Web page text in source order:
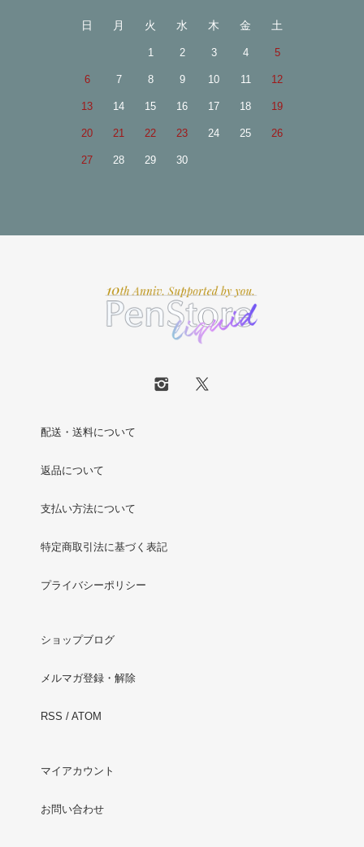
日 月 火 水 木 金 土
1 2 3 4 5
6 7 8 9 10 11 12
13 14 15 16 17 18 19
20 21 22 23 24 25 26
27 28 29 30
配送・送料について
返品について
支払い方法について
特定商取引法に基づく表記
プライバシーポリシー
ショップブログ
メルマガ登録・解除
RSS / ATOM
マイアカウント
お問い合わせ